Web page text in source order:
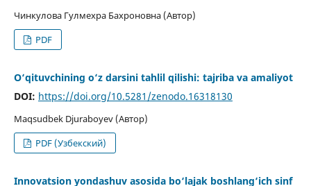
Чинкулова Гулмехра Бахроновна (Автор)
PDF
O‘qituvchining o‘z darsini tahlil qilishi: tajriba va amaliyot
DOI: https://doi.org/10.5281/zenodo.16318130
Maqsudbek Djuraboyev (Автор)
PDF (Узбекский)
Innovatsion yondashuv asosida bo‘lajak boshlang‘ich sinf